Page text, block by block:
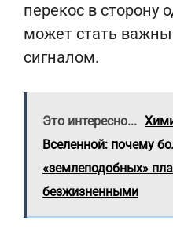
перекос в сторону
может стать
сигналом.
Это интересно...
Вселенной: почему
«землеподобных»
безжизненными